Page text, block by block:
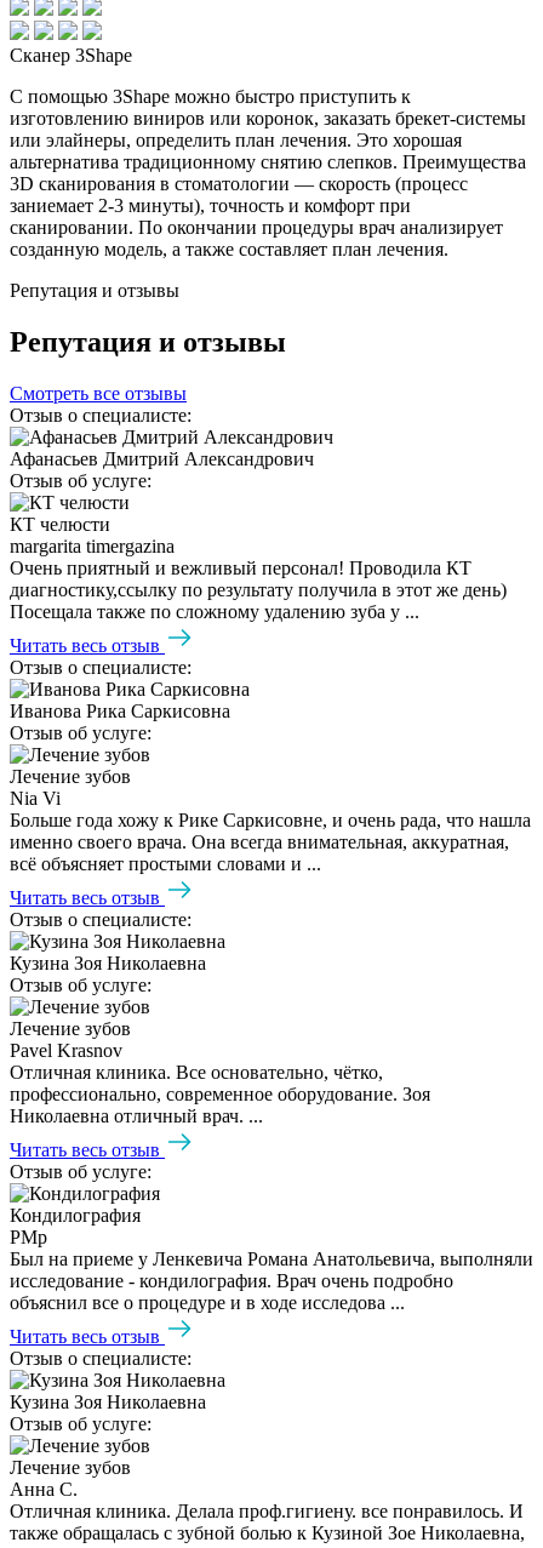
Сканер 3Shape
С помощью 3Shape можно быстро приступить к
изготовлению виниров или коронок, заказать брекет-системы
или элайнеры, определить план лечения. Это хорошая
альтернатива традиционному снятию слепков. Преимущества
3D сканирования в стоматологии — скорость (процесс
заниемает 2-3 минуты), точность и комфорт при
сканировании. По окончании процедуры врач анализирует
созданную модель, а также составляет план лечения.
Репутация и отзывы
Репутация и отзывы
Смотреть все отзывы
Отзыв о специалисте:
Афанасьев Дмитрий Александрович
Отзыв об услуге:
КТ челюсти
margarita timergazina
Очень приятный и вежливый персонал! Проводила КТ
диагностику,ссылку по результату получила в этот же день)
Посещала также по сложному удалению зуба у ...
Читать весь отзыв
Отзыв о специалисте:
Иванова Рика Саркисовна
Отзыв об услуге:
Лечение зубов
Nia Vi
Больше года хожу к Рике Саркисовне, и очень рада, что нашла
именно своего врача. Она всегда внимательная, аккуратная,
всё объясняет простыми словами и ...
Читать весь отзыв
Отзыв о специалисте:
Кузина Зоя Николаевна
Отзыв об услуге:
Лечение зубов
Pavel Krasnov
Отличная клиника. Все основательно, чётко,
профессионально, современное оборудование. Зоя
Николаевна отличный врач. ...
Читать весь отзыв
Отзыв об услуге:
Кондилография
PMp
Был на приеме у Ленкевича Романа Анатольевича, выполняли
исследование - кондилография. Врач очень подробно
объяснил все о процедуре и в ходе исследова ...
Читать весь отзыв
Отзыв о специалисте:
Кузина Зоя Николаевна
Отзыв об услуге:
Лечение зубов
Анна С.
Отличная клиника. Делала проф.гигиену. все понравилось. И
также обращалась с зубной болью к Кузиной Зое Николаевна,